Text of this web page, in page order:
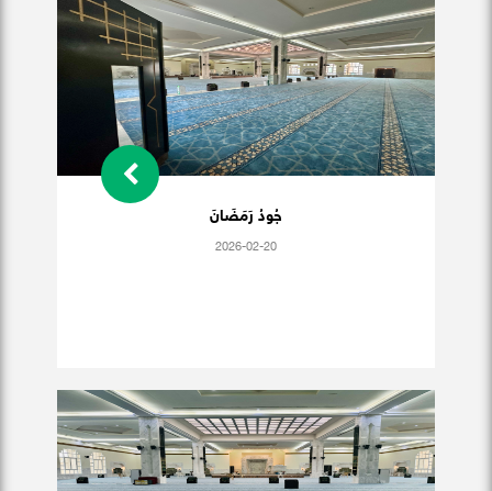
جُودُ رَمَضَانَ
2026-02-20